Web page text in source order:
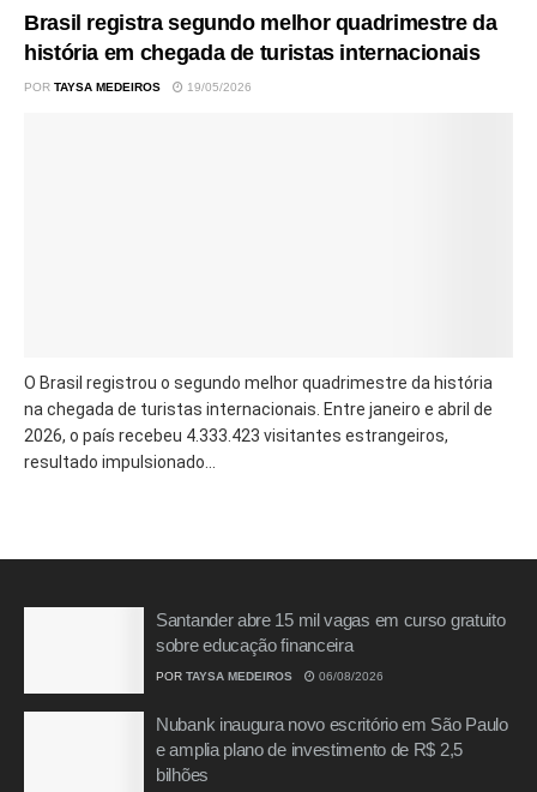
Brasil registra segundo melhor quadrimestre da
história em chegada de turistas internacionais
POR TAYSA MEDEIROS 19/05/2026
O Brasil registrou o segundo melhor quadrimestre da história
na chegada de turistas internacionais. Entre janeiro e abril de
2026, o país recebeu 4.333.423 visitantes estrangeiros,
resultado impulsionado...
Santander abre 15 mil vagas em curso gratuito
sobre educação financeira
POR TAYSA MEDEIROS 06/08/2026
Nubank inaugura novo escritório em São Paulo
e amplia plano de investimento de R$ 2,5
bilhões